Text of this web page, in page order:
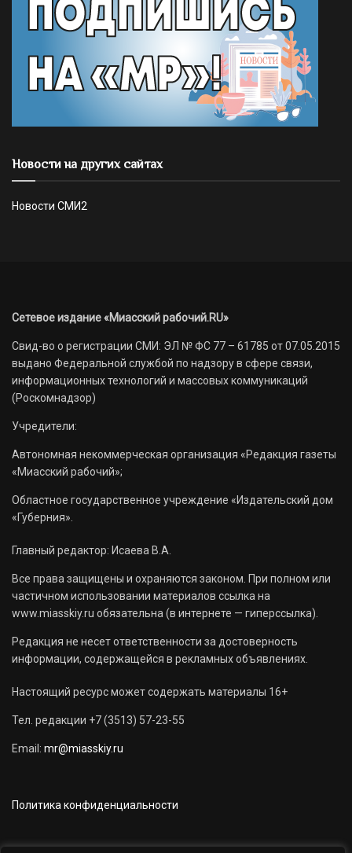
Новости на других сайтах
Новости СМИ2
Сетевое издание «Миасский рабочий.RU»
Свид-во о регистрации СМИ: ЭЛ № ФС 77 – 61785 от 07.05.2015
выдано Федеральной службой по надзору в сфере связи,
информационных технологий и массовых коммуникаций
(Роскомнадзор)
Учредители:
Автономная некоммерческая организация «Редакция газеты
«Миасский рабочий»;
Областное государственное учреждение «Издательский дом
«Губерния».
Главный редактор: Исаева В.А.
Все права защищены и охраняются законом. При полном или
частичном использовании материалов ссылка на
www.miasskiy.ru обязательна (в интернете — гиперссылка).
Редакция не несет ответственности за достоверность
информации, содержащейся в рекламных объявлениях.
Настоящий ресурс может содержать материалы 16+
Тел. редакции +7 (3513) 57-23-55
Email: mr@miasskiy.ru
Политика конфиденциальности